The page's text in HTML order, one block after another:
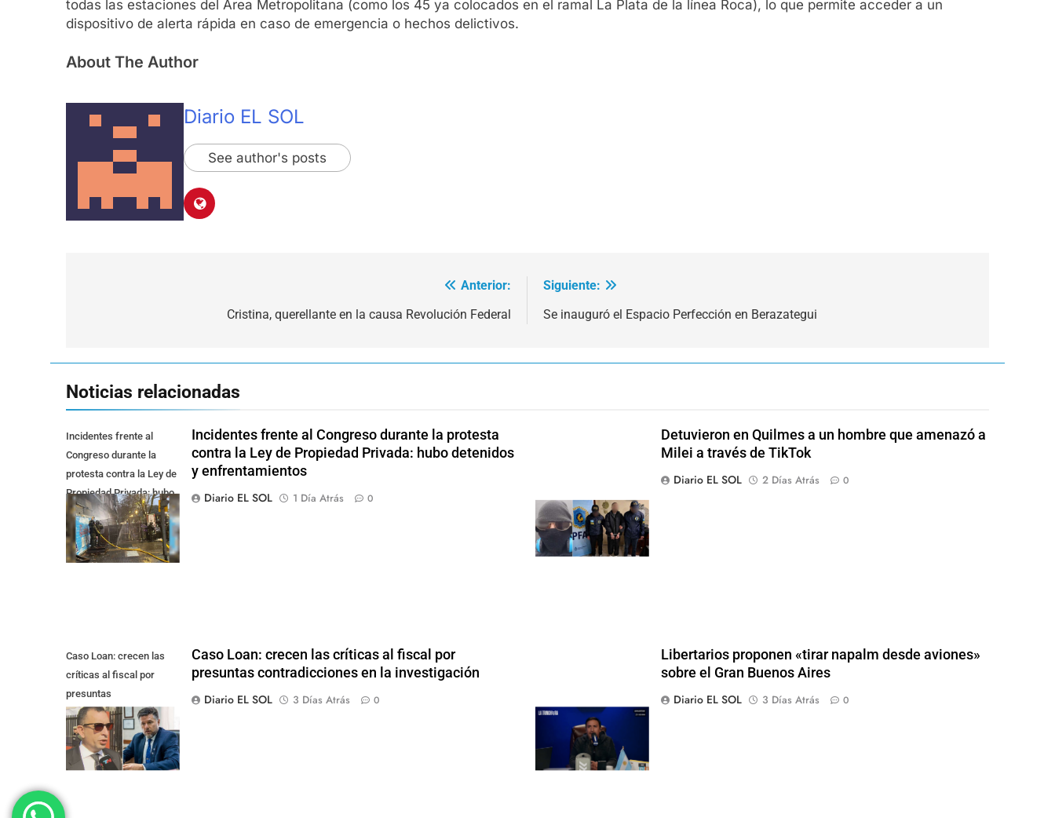
todas las estaciones del Area Metropolitana (como los 45 ya colocados en el ramal La Plata de la línea Roca), lo que permite acceder a un
dispositivo de alerta rápida en caso de emergencia o hechos delictivos.
About The Author
Diario EL SOL
See author's posts
Anterior:
Cristina, querellante en la causa Revolución Federal
Siguiente:
Se inauguró el Espacio Perfección en Berazategui
Noticias relacionadas
Incidentes frente al
Congreso durante la
protesta contra la Ley de
Propiedad Privada: hubo
detenidos y
enfrentamientos
Incidentes frente al Congreso durante la protesta
contra la Ley de Propiedad Privada: hubo detenidos
y enfrentamientos
Diario EL SOL
1 Día Atrás 0
Detuvieron en Quilmes a un hombre que amenazó a
Milei a través de TikTok
Diario EL SOL
2 Días Atrás 0
Caso Loan: crecen las
críticas al fiscal por
presuntas
contradicciones en la
investigación
Caso Loan: crecen las críticas al fiscal por
presuntas contradicciones en la investigación
Diario EL SOL
3 Días Atrás 0
Libertarios proponen «tirar napalm desde aviones»
sobre el Gran Buenos Aires
Diario EL SOL
3 Días Atrás 0